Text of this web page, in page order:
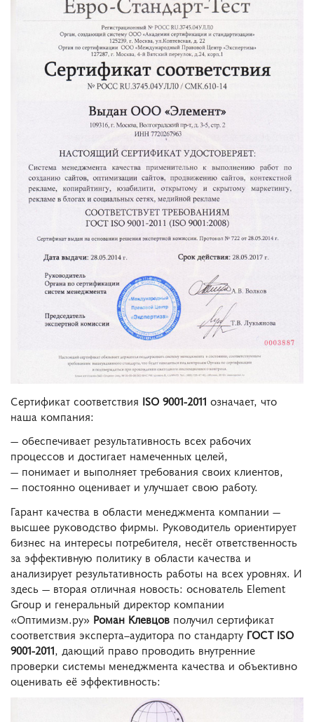
Сертификат соответствия ISO 9001-2011 означает, что
наша компания:
— обеспечивает результативность всех рабочих
процессов и достигает намеченных целей,
— понимает и выполняет требования своих клиентов,
— постоянно оценивает и улучшает свою работу.
Гарант качества в области менеджмента компании —
высшее руководство фирмы. Руководитель ориентирует
бизнес на интересы потребителя, несёт ответственность
за эффективную политику в области качества и
анализирует результативность работы на всех уровнях. И
здесь — вторая отличная новость: основатель Element
Group и генеральный директор компании
«Оптимизм.ру» Роман Клевцов получил сертификат
соответствия эксперта–аудитора по стандарту ГОСТ ISO
9001-2011, дающий право проводить внутренние
проверки системы менеджмента качества и объективно
оценивать её эффективность: